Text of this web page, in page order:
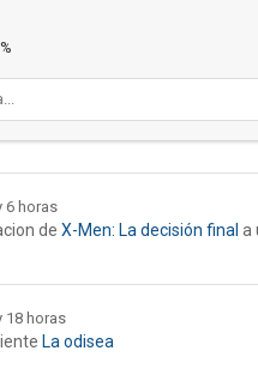
6 horas
de X-Men: La decisión final a
18 horas
La odisea